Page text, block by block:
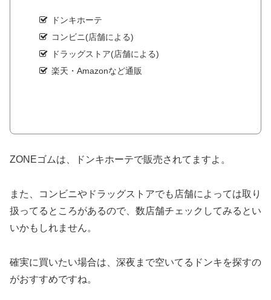
ドンキホーテ
コンビニ(店舗による)
ドラッグストア(店舗による)
楽天・Amazonなど通販
ZONEゴムは、ドンキホーテで販売されてますよ。
また、コンビニやドラッグストアでも店舗によっては取り
扱ってるところがあるので、数店舗チェックしてみるとい
いかもしれません。
確実に買いたい場合は、深夜まで空いてるドンキを探すの
がおすすめですね。